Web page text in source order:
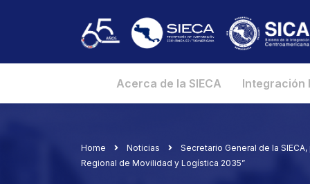
Acerca de la SIECA Integración
Home Noticias
Secretario General de la
Regional de Movilidad y Logística 2035”